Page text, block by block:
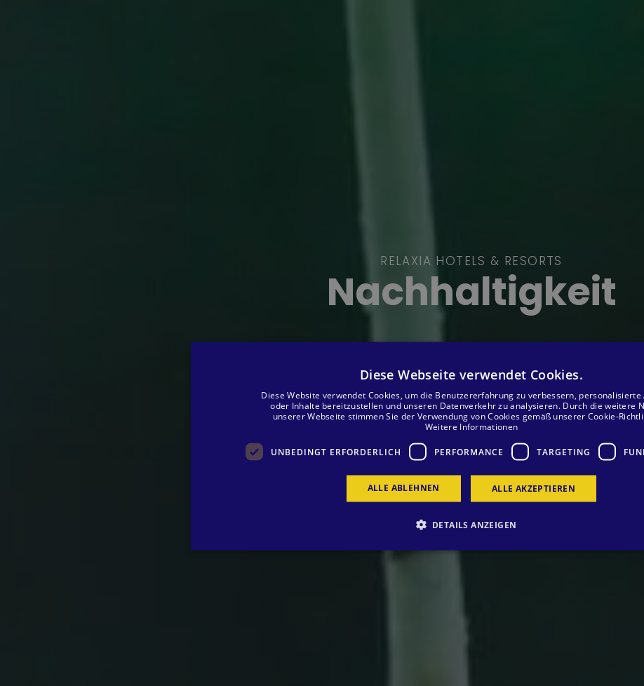
RELAXIA HOTELS & RESORTS
Nachhaltigkeit
Diese Webseite verwendet Cookies.
Diese Website verwendet Cookies, um die Benutzererfahrung zu verbessern, personalisierte
oder Inhalte bereitzustellen und unseren Datenverkehr zu analysieren. Durch die weitere
unserer Webseite stimmen Sie der Verwendung von Cookies gemäß unserer Cookie-
Weitere Informationen
UNBEDINGT ERFORDERLICH PERFORMANCE TARGETING
ALLE AKZEPTIEREN
ALLE ABLEHNEN
DETAILS ANZEIGEN